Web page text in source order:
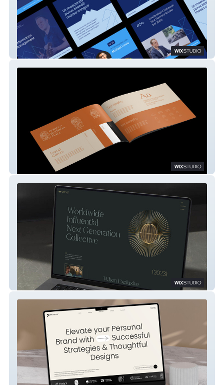
Andreas Müller
Corfu Buddha Hall
WING Collective